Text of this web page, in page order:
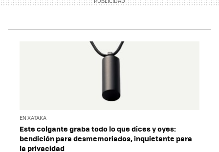
EN XATAKA
Este colgante graba todo lo que dices y oyes:
bendición para desmemoriados, inquietante para
la privacidad